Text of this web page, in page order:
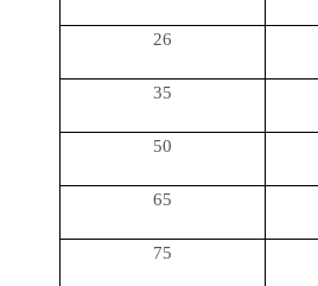
26
35
50
65
75